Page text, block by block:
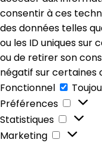
consentir à ces
des données telles
ou les ID uniques sur
ou de retirer son
négatif sur certaines
Fonctionnel
Préférences
Statistiques
Marketing